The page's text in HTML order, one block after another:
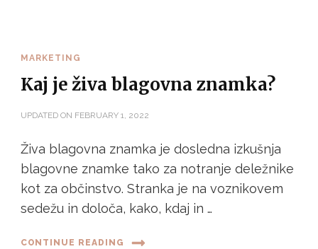
MARKETING
Kaj je živa blagovna znamka?
UPDATED ON FEBRUARY 1, 2022
Živa blagovna znamka je dosledna izkušnja
blagovne znamke tako za notranje deležnike
kot za občinstvo. Stranka je na voznikovem
sedežu in določa, kako, kdaj in …
CONTINUE READING